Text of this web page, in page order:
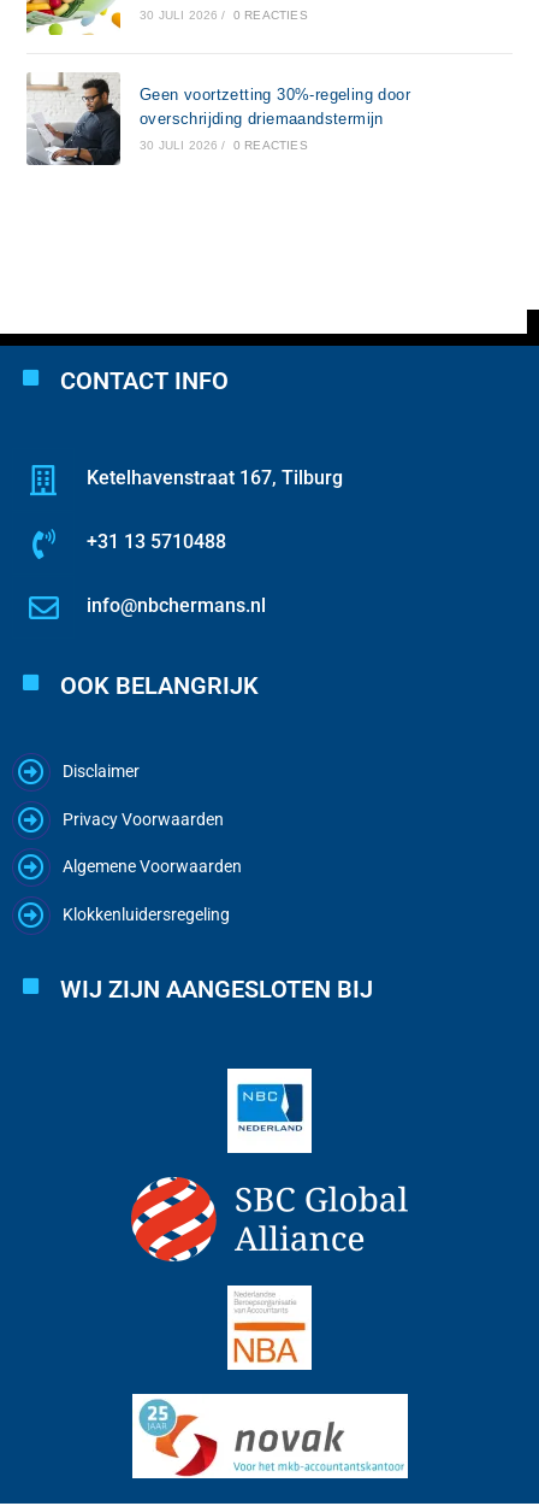
30 JULI 2026 / 0 REACTIES
Geen voortzetting 30%-regeling door
overschrijding driemaandstermijn
30 JULI 2026 / 0 REACTIES
CONTACT INFO
Ketelhavenstraat 167, Tilburg
+31 13 5710488
info@nbchermans.nl
OOK BELANGRIJK
Disclaimer
Privacy Voorwaarden
Algemene Voorwaarden
Klokkenluidersregeling
WIJ ZIJN AANGESLOTEN BIJ